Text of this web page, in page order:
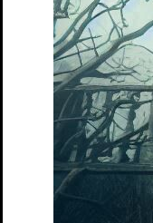
Alles, was die
Tickets
Premiere 24. Mai.
Coward’s heart
Tickets
Premiere 5. Jun.
Adams Äpfel von
Tickets
Democrisis Das
Tickets
Das Märchen
Tickets